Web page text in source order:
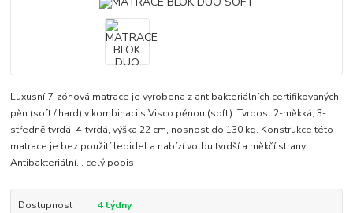
Luxusní 7-zónová matrace je vyrobena z antibakteriálních certifikovaných
pěn (soft / hard) v kombinaci s Visco pěnou (soft). Tvrdost 2-měkká, 3-
středně tvrdá, 4-tvrdá, výška 22 cm, nosnost do 130 kg. Konstrukce této
matrace je bez použití lepidel a nabízí volbu tvrdší a měkčí strany.
Antibakteriální... celý popis
Dostupnost
4 týdny